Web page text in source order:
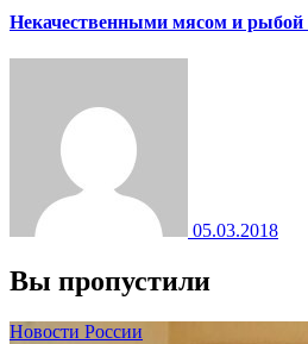
Некачественными мясом и рыбой
05.03.2018
Вы пропустили
Новости России